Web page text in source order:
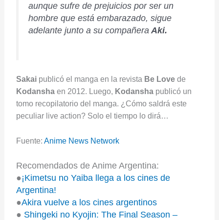
aunque sufre de prejuicios por ser un
hombre que está embarazado, sigue
adelante junto a su compañera Aki.
Sakai publicó el manga en la revista Be Love de
Kodanshaen 2012. Luego, Kodansha publicó un
tomo recopilatorio del manga. ¿Cómo saldrá este
peculiar live action? Solo el tiempo lo dirá…
Fuente: Anime News Network
Recomendados de Anime Argentina:
●¡Kimetsu no Yaiba llega a los cines de
Argentina!
●Akira vuelve a los cines argentinos
● Shingeki no Kyojin: The Final Season –